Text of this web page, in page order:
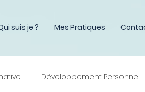
suis je ? Mes Pratiques
Développement Personnel